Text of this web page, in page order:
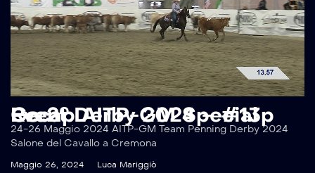
Recap AITP-GM Special Event Derby 2024 – #13p Go 2°
24-26 Maggio 2024 AITP-GM Team Penning Derby 2024
Salone del Cavallo a Cremona
Maggio 26, 2024 Luca Mariggiò